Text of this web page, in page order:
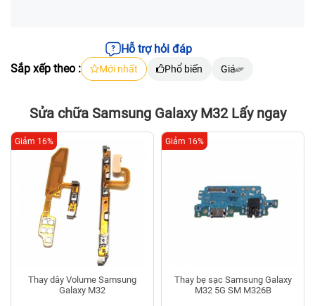
Hỗ trợ hỏi đáp
Sắp xếp theo :
Mới nhất Phổ biến Giá
Sửa chữa Samsung Galaxy M32 Lấy ngay
Thay dây Volume Samsung
Galaxy M32
Giảm 16%
Thay bẹ sạc Samsung Galaxy
M32 5G SM M326B
Giảm 16%